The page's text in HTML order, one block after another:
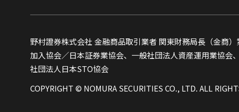
野村證券株式会社 金融商品取引業者 関東財務局長（金商
加入協会／日本証券業協会、一般社団法人資産運用業協
社団法人日本STO協会
COPYRIGHT © NOMURA SECURITIES CO., LTD. ALL